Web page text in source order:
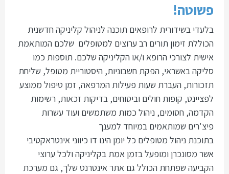
פשוטה!
בלעדי בשידורית לרופאים תוכנה לניהול קליניקה חדשנית
הכוללת זימון תורים רב ערוצים למטופלים שלכם המותאמת
אישית לצורכי הרופא ו/או הקליניקה שלכם. תוספות כמו
סליקה באשראי, הפקת חשבוניות, היסטוריית מטופל, שליחת
תזכורות, העברת שעות פעילות המרפאה, זמן טיפול ממוצע
לפציינט, קופות חולים וביטוחים, בדיקות זכאות, רשימות
הקדמה, חסומים, ניהול כמות משתמשים ועוד עשרות
פיצ'רים שמותאמים במיוחד למענך
בתוכנת ניהול מטופלים כל יומן הינו דו כיווני אינטראקטיבי
אשר מסונכרן ומופעל בזמן אמת בקליניקה ולכל ערוצי
הקביעה שפתחת הכולל גם אתר אינטרנט שלך, גם מערכת